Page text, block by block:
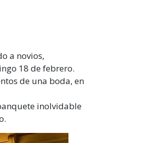
a novios,
18 de febrero.
de una boda, en
inolvidable